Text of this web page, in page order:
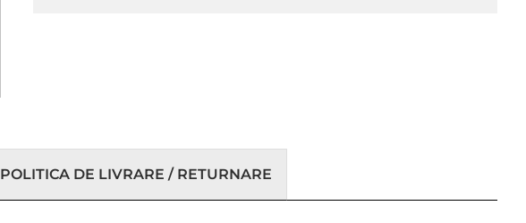
POLITICA DE LIVRARE / RETURNARE